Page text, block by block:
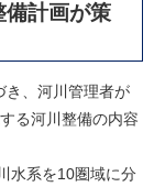
備計画が策
、河川管理者が
る河川整備の内容
水系を10圏域に分